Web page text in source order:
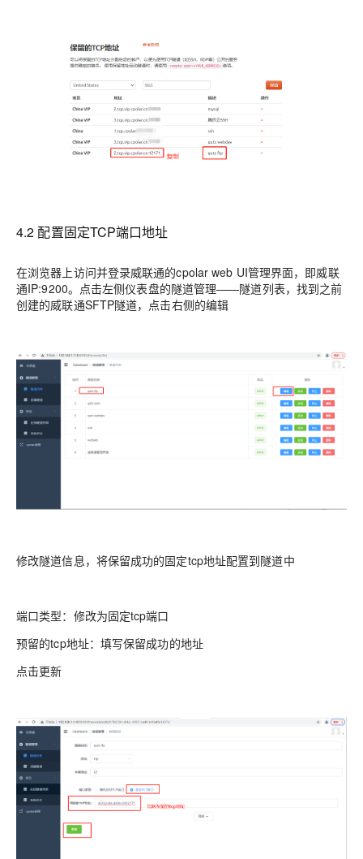
4.2 配置固定TCP端口地址
在浏览器上访问并登录威联通的cpolar web UI管理界面，即威联
通IP:9200。点击左侧仪表盘的隧道管理——隧道列表，找到之前
创建的威联通SFTP隧道，点击右侧的编辑
修改隧道信息，将保留成功的固定tcp地址配置到隧道中
端口类型：修改为固定tcp端口
预留的tcp地址：填写保留成功的地址
点击更新